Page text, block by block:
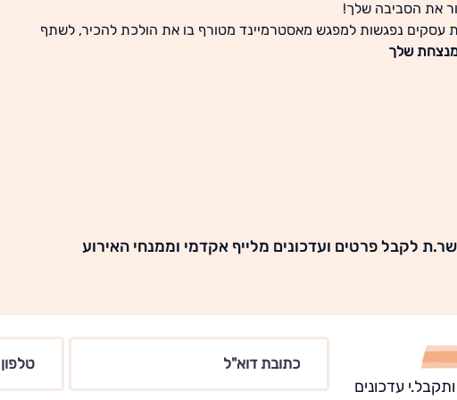
עסקים נפגשות למפגש מאסטרמיינד מטורף בו את הולכת להכיר, לשתף
שלך
לקבל פרטים ועדכונים מלייף אקדמי וממנחי האירוע
עדכונים